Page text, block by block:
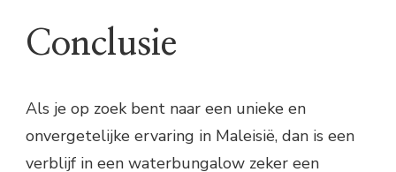
Conclusie
Als je op zoek bent naar een unieke en
onvergetelijke ervaring in Maleisië, dan is een
verblijf in een waterbungalow zeker een